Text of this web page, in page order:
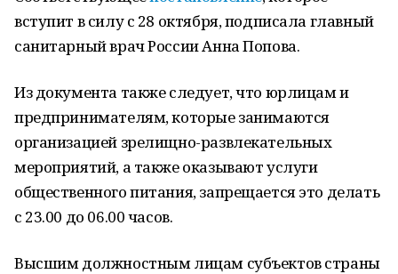
вступит в силу с 28 октября, подписала главный
санитарный врач России Анна Попова.
Из документа также следует, что юрлицам и
предпринимателям, которые занимаются
организацией зрелищно-развлекательных
мероприятий, а также оказывают услуги
общественного питания, запрещается это делать
с 23.00 до 06.00 часов.
Высшим должностным лицам субъектов страны